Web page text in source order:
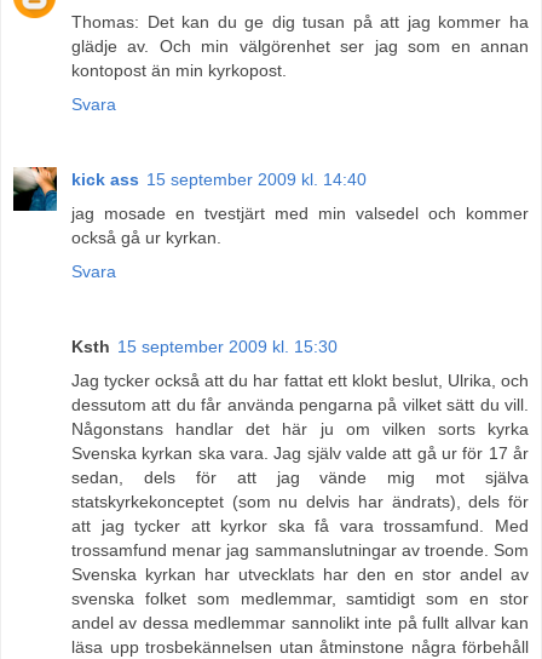
Thomas: Det kan du ge dig tusan på att jag kommer ha
glädje av. Och min välgörenhet ser jag som en annan
kontopost än min kyrkopost.
Svara
kick ass 15 september 2009 kl. 14:40
jag mosade en tvestjärt med min valsedel och kommer
också gå ur kyrkan.
Svara
Ksth 15 september 2009 kl. 15:30
Jag tycker också att du har fattat ett klokt beslut, Ulrika, och
dessutom att du får använda pengarna på vilket sätt du vill.
Någonstans handlar det här ju om vilken sorts kyrka
Svenska kyrkan ska vara. Jag själv valde att gå ur för 17 år
sedan, dels för att jag vände mig mot själva
statskyrkekonceptet (som nu delvis har ändrats), dels för
att jag tycker att kyrkor ska få vara trossamfund. Med
trossamfund menar jag sammanslutningar av troende. Som
Svenska kyrkan har utvecklats har den en stor andel av
svenska folket som medlemmar, samtidigt som en stor
andel av dessa medlemmar sannolikt inte på fullt allvar kan
läsa upp trosbekännelsen utan åtminstone några förbehåll